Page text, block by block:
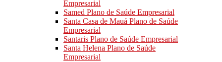
Empresarial
Samed Plano de Saúde Empresarial
Santa Casa de Mauá Plano de Saúde
Empresarial
Santaris Plano de Saúde Empresarial
Santa Helena Plano de Saúde
Empresarial